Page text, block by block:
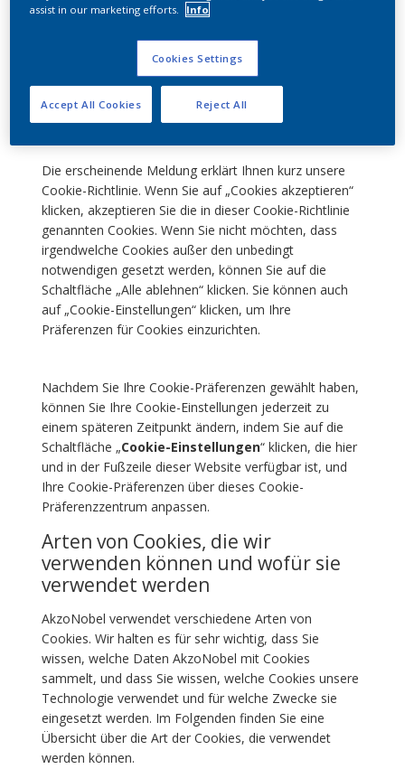
Zustimmung zur Verwendung von
Cookies auf unserer Seite
Wenn Sie unsere Website besuchen, erscheint auf
Ihrem Bildschirm ein Fenster über die Platzierung von
Cookies auf der Festplatte Ihres Computers.
Die erscheinende Meldung erklärt Ihnen kurz unsere
Cookie-Richtlinie. Wenn Sie auf „Cookies akzeptieren“
klicken, akzeptieren Sie die in dieser Cookie-Richtlinie
genannten Cookies. Wenn Sie nicht möchten, dass
irgendwelche Cookies außer den unbedingt
notwendigen gesetzt werden, können Sie auf die
Schaltfläche „Alle ablehnen“ klicken. Sie können auch
auf „Cookie-Einstellungen“ klicken, um Ihre
Präferenzen für Cookies einzurichten.
Nachdem Sie Ihre Cookie-Präferenzen gewählt haben,
können Sie Ihre Cookie-Einstellungen jederzeit zu
einem späteren Zeitpunkt ändern, indem Sie auf die
Schaltfläche „Cookie-Einstellungen“ klicken, die hier
und in der Fußzeile dieser Website verfügbar ist, und
Ihre Cookie-Präferenzen über dieses Cookie-
Präferenzzentrum anpassen.
Arten von Cookies, die wir
verwenden können und wofür sie
verwendet werden
AkzoNobel verwendet verschiedene Arten von
Cookies. Wir halten es für sehr wichtig, dass Sie
wissen, welche Daten AkzoNobel mit Cookies
sammelt, und dass Sie wissen, welche Cookies unsere
Technologie verwendet und für welche Zwecke sie
eingesetzt werden. Im Folgenden finden Sie eine
Übersicht über die Art der Cookies, die verwendet
werden können.
assist in our marketing efforts. Info
Cookies Settings
Reject All
Accept All Cookies